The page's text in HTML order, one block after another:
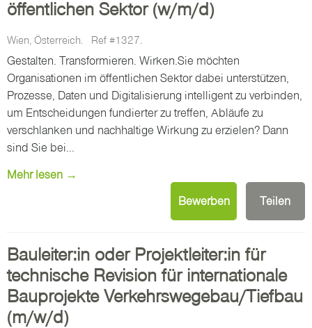
öffentlichen Sektor (w/m/d)
Wien, Österreich. Ref #1327.
Gestalten. Transformieren. Wirken.Sie möchten
Organisationen im öffentlichen Sektor dabei unterstützen,
Prozesse, Daten und Digitalisierung intelligent zu verbinden,
um Entscheidungen fundierter zu treffen, Abläufe zu
verschlanken und nachhaltige Wirkung zu erzielen? Dann
sind Sie bei...
Mehr lesen →
Bewerben Teilen
Bauleiter:in oder Projektleiter:in für
technische Revision für internationale
Bauprojekte Verkehrswegebau/Tiefbau
(m/w/d)